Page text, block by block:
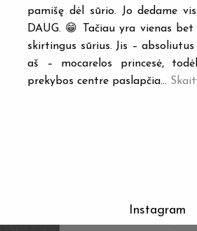
pamišę dėl sūrio. Jo dedame
DAUG. 😁 Tačiau yra vienas
skirtingus sūrius. Jis –
aš – mocarelos princesė,
prekybos centre paslapčia…
Instagram